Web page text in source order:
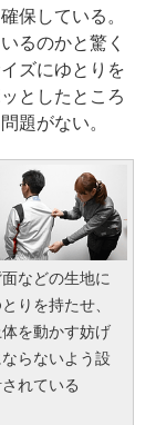
保している。
るのかと驚く
ズにゆとりを
としたところ
題がない。
などの生地に
りを持たせ、
を動かす妨げ
ならないよう設
れている